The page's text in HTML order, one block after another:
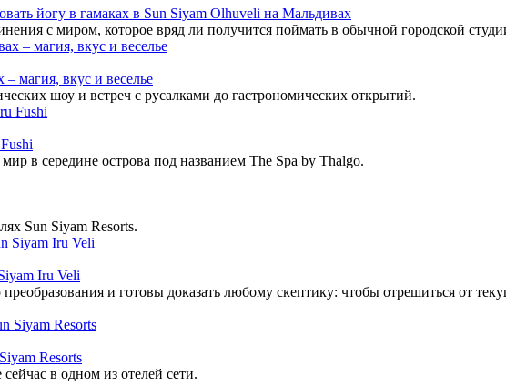
йогу в гамаках в Sun Siyam Olhuveli на Мальдивах
с миром, которое вряд ли получится поймать в обычной городской
магия, вкус и веселье
шоу и встреч с русалками до гастрономических открытий.
в середине острова под названием The Spa by Thalgo.
Sun Siyam Resorts.
Iru Veli
и готовы доказать любому скептику: чтобы отрешиться от
Resorts
в одном из отелей сети.